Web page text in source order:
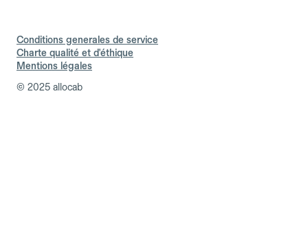
Conditions generales de service
Charte qualité et d'éthique
Mentions légales
© 2025 allocab